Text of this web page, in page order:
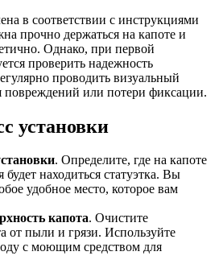
в соответствии с инструкциями
прочно держаться на капоте и
Однако, при первой
проверить надежность
проводить визуальный
повреждений или потери фиксации.
установки
. Определите, где на капоте
находиться статуэтка. Вы
удобное место, которое вам
капота. Очистите
от пыли и грязи. Используйте
с моющим средством для